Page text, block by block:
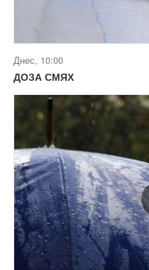
Днес, 10:00
ДОЗА СМЯХ